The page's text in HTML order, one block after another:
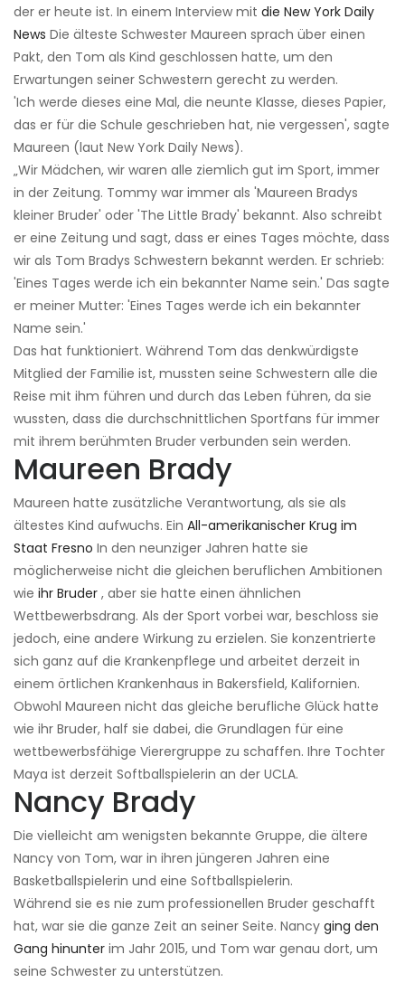
der er heute ist. In einem Interview mit die New York Daily
News Die älteste Schwester Maureen sprach über einen
Pakt, den Tom als Kind geschlossen hatte, um den
Erwartungen seiner Schwestern gerecht zu werden.
'Ich werde dieses eine Mal, die neunte Klasse, dieses Papier,
das er für die Schule geschrieben hat, nie vergessen', sagte
Maureen (laut New York Daily News).
„Wir Mädchen, wir waren alle ziemlich gut im Sport, immer
in der Zeitung. Tommy war immer als 'Maureen Bradys
kleiner Bruder' oder 'The Little Brady' bekannt. Also schreibt
er eine Zeitung und sagt, dass er eines Tages möchte, dass
wir als Tom Bradys Schwestern bekannt werden. Er schrieb:
'Eines Tages werde ich ein bekannter Name sein.' Das sagte
er meiner Mutter: 'Eines Tages werde ich ein bekannter
Name sein.'
Das hat funktioniert. Während Tom das denkwürdigste
Mitglied der Familie ist, mussten seine Schwestern alle die
Reise mit ihm führen und durch das Leben führen, da sie
wussten, dass die durchschnittlichen Sportfans für immer
mit ihrem berühmten Bruder verbunden sein werden.
Maureen Brady
Maureen hatte zusätzliche Verantwortung, als sie als
ältestes Kind aufwuchs. Ein All-amerikanischer Krug im
Staat Fresno In den neunziger Jahren hatte sie
möglicherweise nicht die gleichen beruflichen Ambitionen
wie ihr Bruder , aber sie hatte einen ähnlichen
Wettbewerbsdrang. Als der Sport vorbei war, beschloss sie
jedoch, eine andere Wirkung zu erzielen. Sie konzentrierte
sich ganz auf die Krankenpflege und arbeitet derzeit in
einem örtlichen Krankenhaus in Bakersfield, Kalifornien.
Obwohl Maureen nicht das gleiche berufliche Glück hatte
wie ihr Bruder, half sie dabei, die Grundlagen für eine
wettbewerbsfähige Vierergruppe zu schaffen. Ihre Tochter
Maya ist derzeit Softballspielerin an der UCLA.
Nancy Brady
Die vielleicht am wenigsten bekannte Gruppe, die ältere
Nancy von Tom, war in ihren jüngeren Jahren eine
Basketballspielerin und eine Softballspielerin.
Während sie es nie zum professionellen Bruder geschafft
hat, war sie die ganze Zeit an seiner Seite. Nancy ging den
Gang hinunter im Jahr 2015, und Tom war genau dort, um
seine Schwester zu unterstützen.